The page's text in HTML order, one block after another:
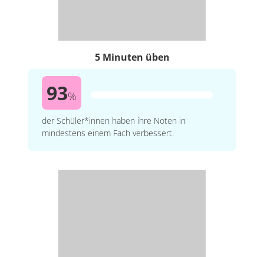
5 Minuten üben
93%
der Schüler*innen haben ihre Noten in
mindestens einem Fach verbessert.